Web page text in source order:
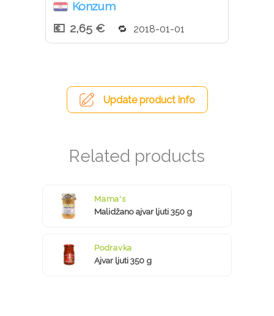
Konzum
2,65 €
2018-01-01
Update product info
Mama's
Malidžano ajvar ljuti 350 g
Podravka
Ajvar ljuti 350 g